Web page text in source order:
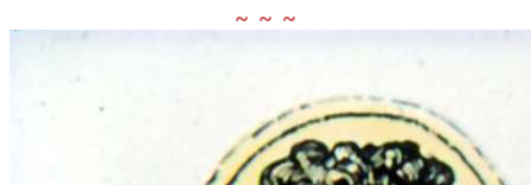
~ ~ ~